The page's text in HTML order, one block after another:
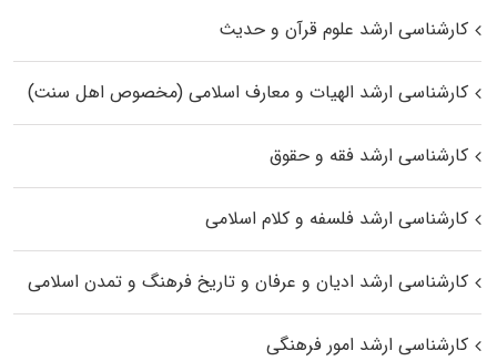
کارشناسی ارشد علوم قرآن و حدیث
کارشناسی ارشد الهیات و معارف اسلامی (مخصوص اهل سنت)
کارشناسی ارشد فقه و حقوق
کارشناسی ارشد فلسفه و کلام اسلامی
کارشناسی ارشد ادیان و عرفان و تاریخ فرهنگ و تمدن اسلامی
کارشناسی ارشد امور فرهنگی